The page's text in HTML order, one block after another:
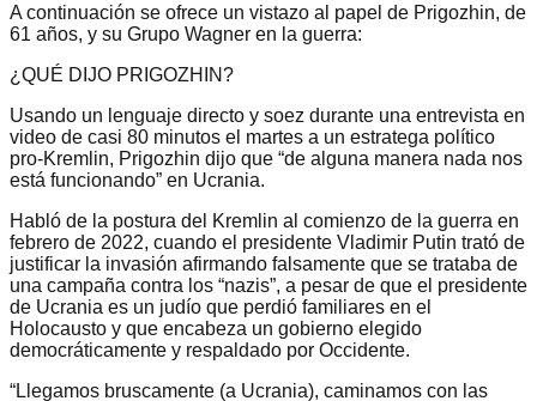
A continuación se ofrece un vistazo al papel de Prigozhin, de
61 años, y su Grupo Wagner en la guerra:
¿QUÉ DIJO PRIGOZHIN?
Usando un lenguaje directo y soez durante una entrevista en
video de casi 80 minutos el martes a un estratega político
pro-Kremlin, Prigozhin dijo que “de alguna manera nada nos
está funcionando” en Ucrania.
Habló de la postura del Kremlin al comienzo de la guerra en
febrero de 2022, cuando el presidente Vladimir Putin trató de
justificar la invasión afirmando falsamente que se trataba de
una campaña contra los “nazis”, a pesar de que el presidente
de Ucrania es un judío que perdió familiares en el
Holocausto y que encabeza un gobierno elegido
democráticamente y respaldado por Occidente.
“Llegamos bruscamente (a Ucrania), caminamos con las